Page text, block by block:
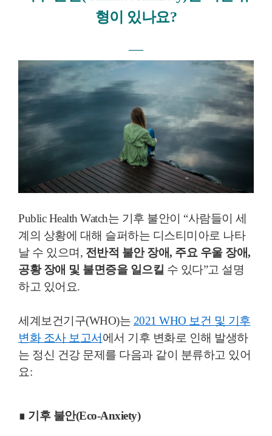
형이 있나요?
―
Public Health Watch는 기후 불안이 “사람들이 세
계의 상황에 대해 슬퍼하는 디스티미아로 나타
날 수 있으며, 전반적 불안 장애, 주요 우울 장애,
공황 장애 및 불면증을 일으킬 수 있다”고 설명
하고 있어요.
세계보건기구(WHO)는 2021 WHO 보건 및 기후
변화 조사 보고서 에서 기후 변화로 인해 발생하
는 정신 건강 문제를 다음과 같이 분류하고 있어
요:
∎ 기후 불안(Eco-Anxiety)